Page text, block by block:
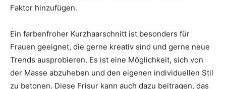
Faktor hinzufügen.
Ein farbenfroher Kurzhaarschnitt ist besonders für
Frauen geeignet, die gerne kreativ sind und gerne neue
Trends ausprobieren. Es ist eine Möglichkeit, sich von
der Masse abzuheben und den eigenen individuellen Stil
zu betonen. Diese Frisur kann auch dazu beitragen, das